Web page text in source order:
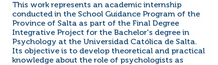
This work represents an academic internship
conducted in the School Guidance Program of the
Province of Salta as part of the Final Degree
Integrative Project for the Bachelor's degree in
Psychology at the Universidad Católica de Salta.
Its objective is to develop theoretical and practical
knowledge about the role of psychologists as